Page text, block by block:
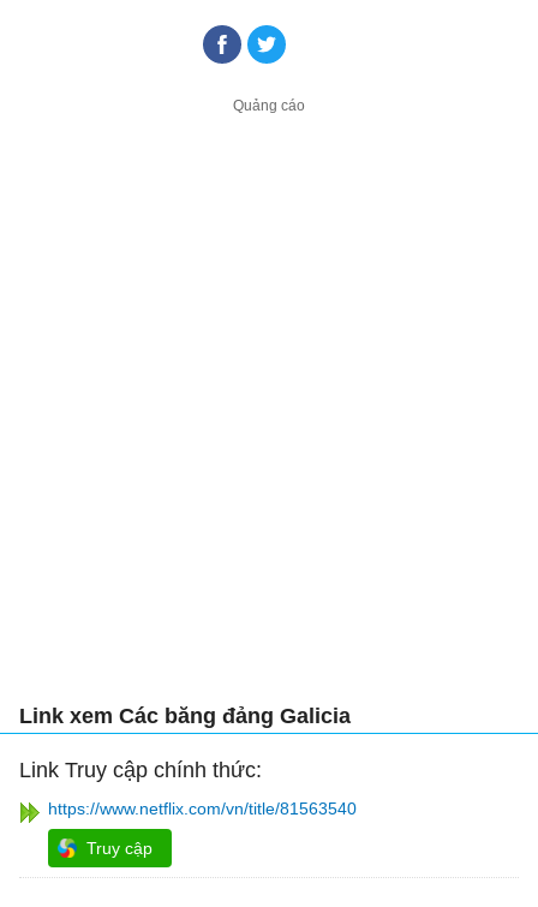
Link xem Các băng đảng Galicia
Link Truy cập chính thức:
https://www.netflix.com/vn/title/81563540
Truy cập